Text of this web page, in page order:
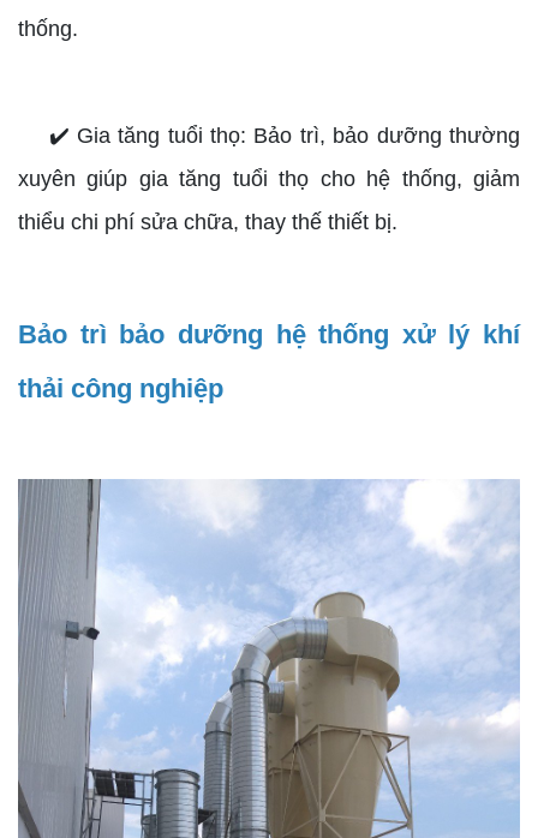
thống.
✔️ Gia tăng tuổi thọ: Bảo trì, bảo dưỡng thường
xuyên giúp gia tăng tuổi thọ cho hệ thống, giảm
thiểu chi phí sửa chữa, thay thế thiết bị.
Bảo trì bảo dưỡng hệ thống xử lý khí
thải công nghiệp